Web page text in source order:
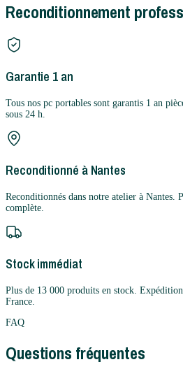
Reconditionnement
Garantie 1 an
Tous nos pc portables sont garantis 1 an
sous 24 h.
Reconditionné à Nantes
Reconditionnés dans notre atelier à Nantes.
complète.
Stock immédiat
Plus de 13 000 produits en stock.
France.
FAQ
Questions fréquentes